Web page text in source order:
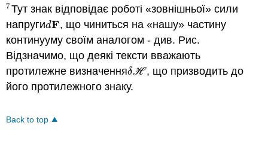
77Тут знак відповідає роботі «зовнішньої» сили
напругиdF
dF, що чиниться на «нашу» частину
континууму своїм аналогом - див. Рис.
Відзначимо, що деякі тексти вважають
протилежне визначенняδH
δH , що призводить до
його протилежного знаку.
Back to top